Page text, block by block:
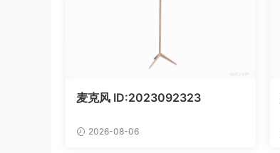
麦克风 ID:2023092323
2026-08-06